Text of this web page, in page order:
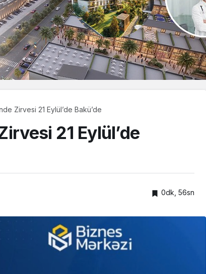
Zirvesi 21 Eylül’de Bakü’de
21 Eylül’de
0dk, 56sn